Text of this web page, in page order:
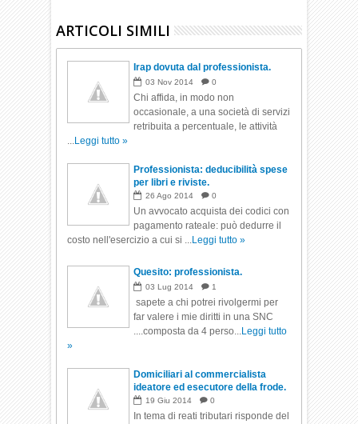
ARTICOLI SIMILI
Irap dovuta dal professionista.
03 Nov 2014 0
Chi affida, in modo non
occasionale, a una società di servizi
retribuita a percentuale, le attività
...Leggi tutto »
Professionista: deducibilità spese
per libri e riviste.
26 Ago 2014 0
Un avvocato acquista dei codici con
pagamento rateale: può dedurre il
costo nell'esercizio a cui si ...Leggi tutto »
Quesito: professionista.
03 Lug 2014 1
sapete a chi potrei rivolgermi per
far valere i mie diritti in una SNC
....composta da 4 perso...Leggi tutto
»
Domiciliari al commercialista
ideatore ed esecutore della frode.
19 Giu 2014 0
In tema di reati tributari risponde del